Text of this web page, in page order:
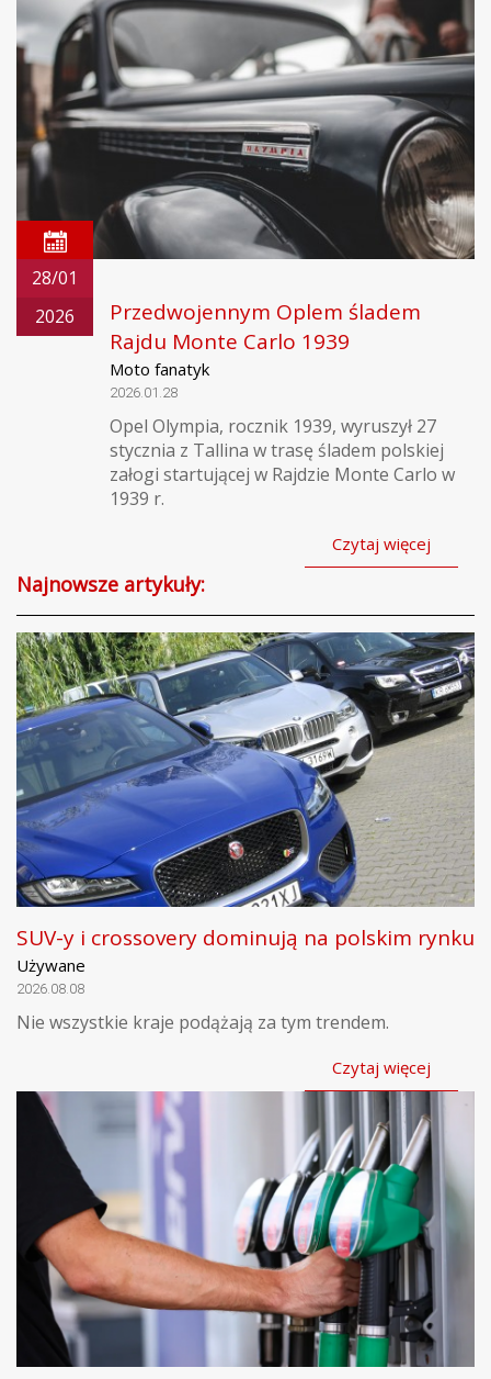
28/01
2026
Przedwojennym Oplem śladem
Rajdu Monte Carlo 1939
Moto fanatyk
2026.01.28
Opel Olympia, rocznik 1939, wyruszył 27
stycznia z Tallina w trasę śladem polskiej
załogi startującej w Rajdzie Monte Carlo w
1939 r.
Czytaj więcej
Najnowsze artykuły:
SUV-y i crossovery dominują na polskim rynku
Używane
2026.08.08
Nie wszystkie kraje podążają za tym trendem.
Czytaj więcej